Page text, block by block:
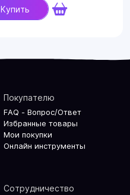
Купить
Покупателю
FAQ - Вопрос/Ответ
Избранные товары
Мои покупки
Онлайн инструменты
Сотрудничество